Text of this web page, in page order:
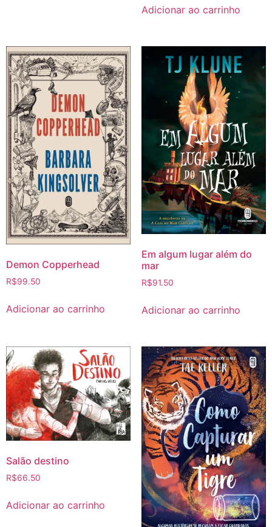
Adicionar ao carrinho
Demon Copperhead
R$99.50
Adicionar ao carrinho
Em algum lugar além do
mar
R$91.50
Adicionar ao carrinho
Salão destino
R$66.50
Adicionar ao carrinho